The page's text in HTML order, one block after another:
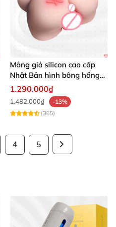
Mông giả silicon cao cấp
Nhật Bản hình bông hồng
siêu thực
1.290.000₫
1.482.000₫
-13%
(365)
4 5